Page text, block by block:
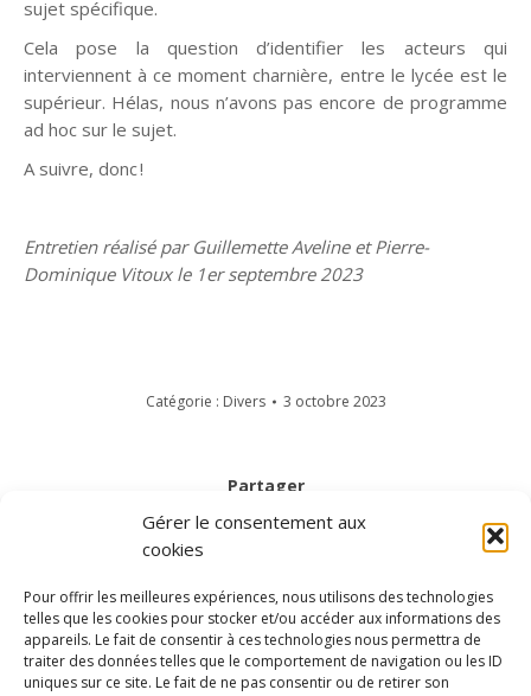
Gérer le consentement aux
cookies
Pour offrir les meilleures expériences, nous utilisons des technologies
telles que les cookies pour stocker et/ou accéder aux informations des
appareils. Le fait de consentir à ces technologies nous permettra de
traiter des données telles que le comportement de navigation ou les ID
uniques sur ce site. Le fait de ne pas consentir ou de retirer son
sujet spécifique.
Cela pose la question d’identifier les acteurs qui
interviennent à ce moment charnière, entre le lycée est le
supérieur. Hélas, nous n’avons pas encore de programme
ad hoc sur le sujet.
A suivre, donc !
Entretien réalisé par Guillemette Aveline et Pierre-
Dominique Vitoux le 1er septembre 2023
Catégorie : Divers 3 octobre 2023
Partager
Partager
Facebook
Partager
Twitter
Partager
PinterestLinkedIn
NAVIGATION
ARTICLE
SUIVANT